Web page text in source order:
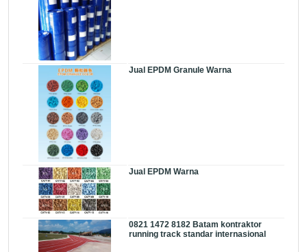
Jual EPDM Granule Warna
Jual EPDM Warna
0821 1472 8182 Batam kontraktor
running track standar internasional